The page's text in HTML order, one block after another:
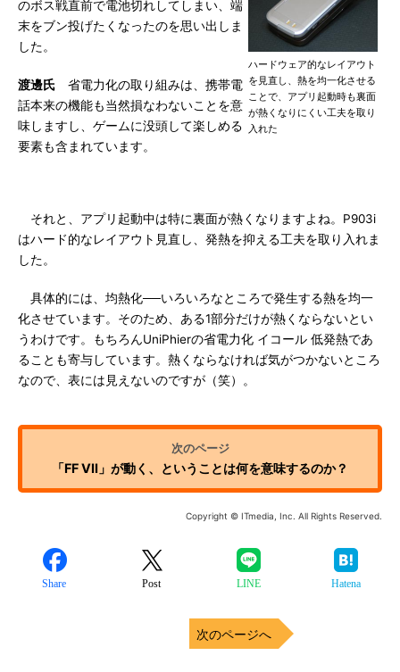
ハードウェア的なレイアウト
を見直し、熱を均一化させる
ことで、アプリ起動時も裏面
が熱くなりにくい工夫を取り
入れた
のボス戦直前で電池切れしてしまい、端
末をブン投げたくなったのを思い出しま
した。
渡邊氏 省電力化の取り組みは、携帯電
話本来の機能も当然損なわないことを意
味しますし、ゲームに没頭して楽しめる
要素も含まれています。
それと、アプリ起動中は特に裏面が熱くなりますよね。P903i
はハード的なレイアウト見直し、発熱を抑える工夫を取り入れま
した。
具体的には、均熱化──いろいろなところで発生する熱を均一
化させています。そのため、ある1部分だけが熱くならないとい
うわけです。もちろんUniPhierの省電力化 イコール 低発熱であ
ることも寄与しています。熱くならなければ気がつかないところ
なので、表には見えないのですが（笑）。
「FF VII」が動く、ということは何を意味するのか？
Copyright © ITmedia, Inc. All Rights Reserved.
Share Post LINE Hatena
次のページへ